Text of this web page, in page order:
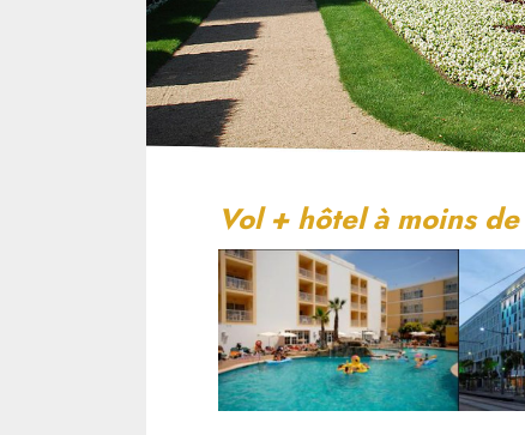
Vol + hôtel à moins